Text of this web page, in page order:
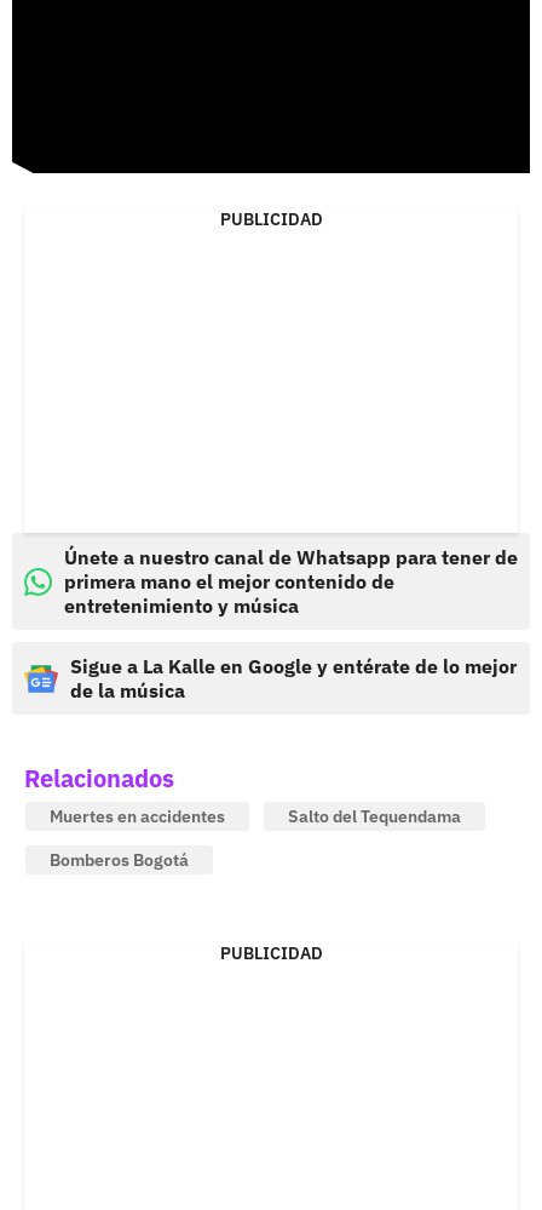
PUBLICIDAD
Únete a nuestro canal de Whatsapp para tener de
primera mano el mejor contenido de
entretenimiento y música
Sigue a La Kalle en Google y entérate de lo mejor
de la música
Relacionados
Muertes en accidentes
Salto del Tequendama
Bomberos Bogotá
PUBLICIDAD